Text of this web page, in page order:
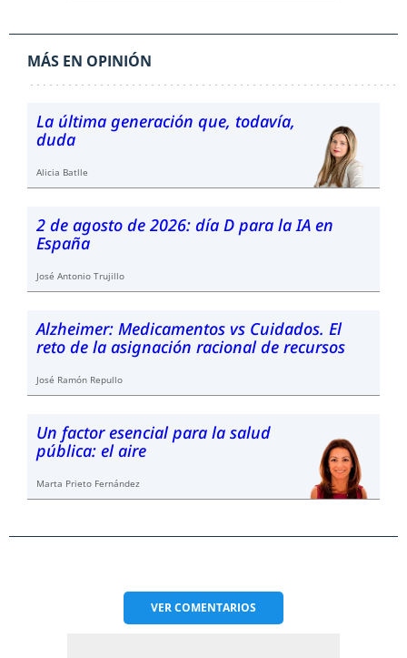
MÁS EN OPINIÓN
La última generación que, todavía,
duda
Alicia Batlle
2 de agosto de 2026: día D para la IA en
España
José Antonio Trujillo
Alzheimer: Medicamentos vs Cuidados. El
reto de la asignación racional de recursos
José Ramón Repullo
Un factor esencial para la salud
pública: el aire
Marta Prieto Fernández
VERCOMENTARIOS